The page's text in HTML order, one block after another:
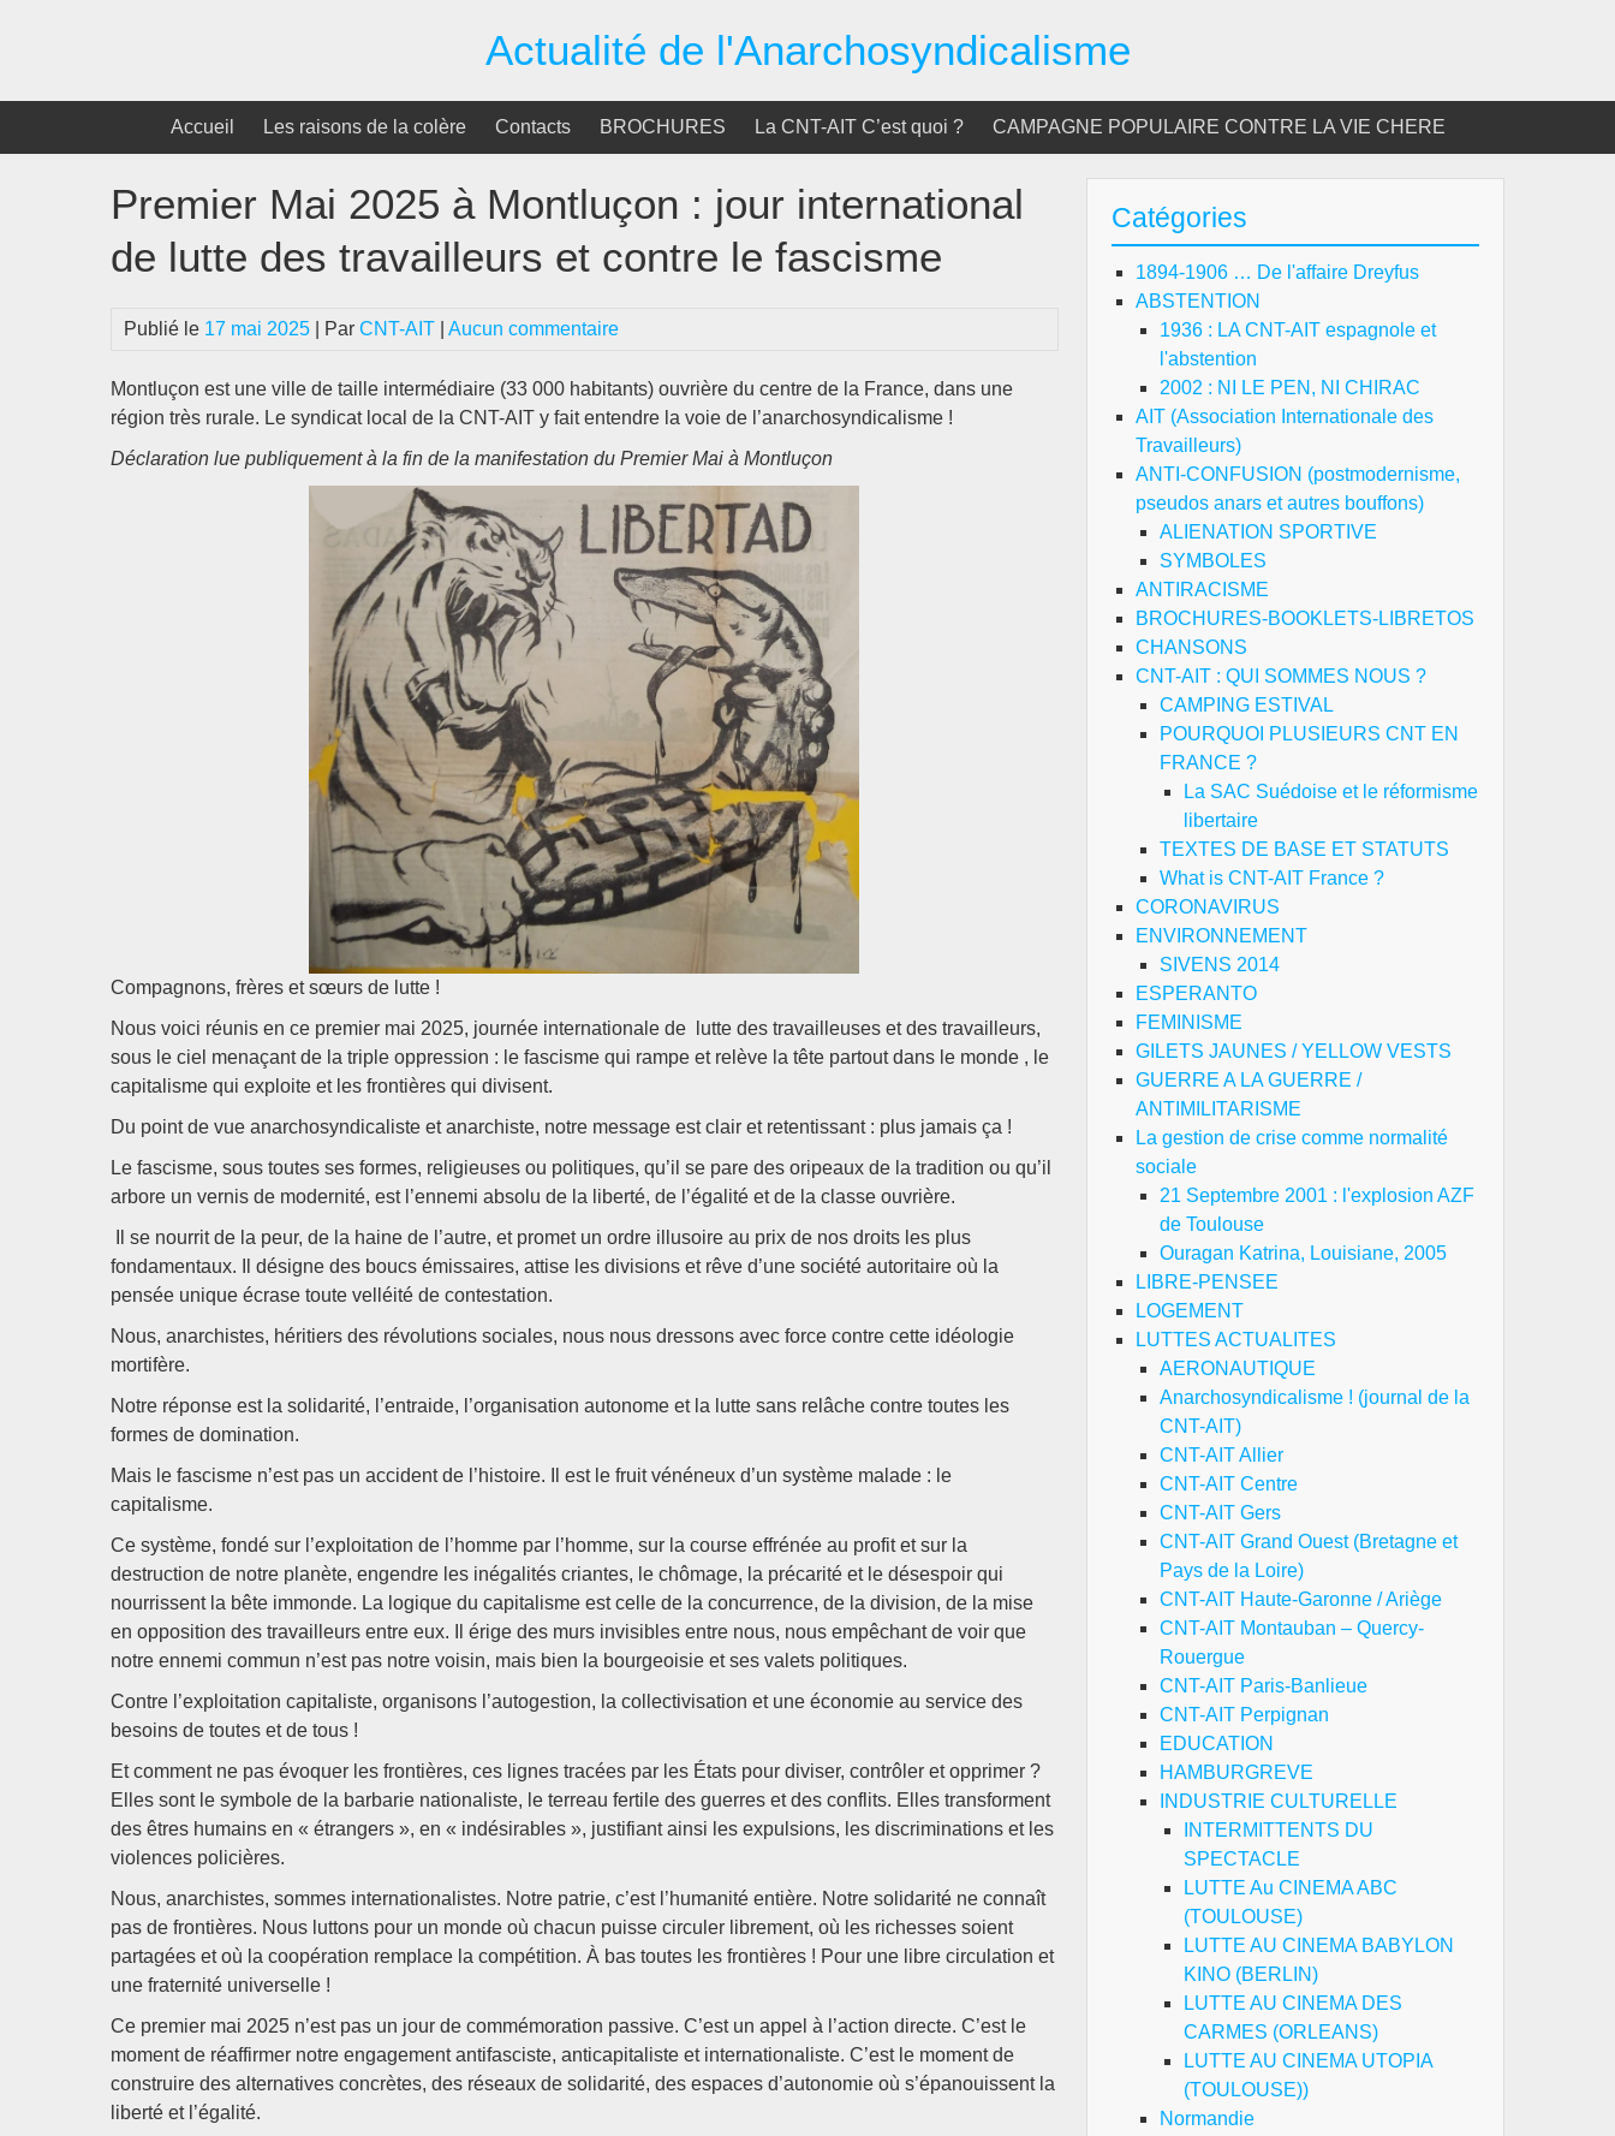
Actualité de l'Anarchosyndicalisme
Accueil Les raisons de la colère Contacts BROCHURES La CNT-AIT C’est quoi ? CAMPAGNE POPULAIRE CONTRE LA VIE CHERE
Premier Mai 2025 à Montluçon : jour international
de lutte des travailleurs et contre le fascisme
Publié le 17 mai 2025 | Par CNT-AIT Aucun commentaire
Montluçon est une ville de taille intermédiaire (33 000 habitants) ouvrière du centre de la France, dans une
région très rurale. Le syndicat local de la CNT-AIT y fait entendre la voie de l’anarchosyndicalisme !
Déclaration lue publiquement à la fin de la manifestation du Premier Mai à Montluçon
Compagnons, frères et sœurs de lutte !
Nous voici réunis en ce premier mai 2025, journée internationale de lutte des travailleuses et des travailleurs,
sous le ciel menaçant de la triple oppression : le fascisme qui rampe et relève la tête partout dans le monde , le
capitalisme qui exploite et les frontières qui divisent.
Du point de vue anarchosyndicaliste et anarchiste, notre message est clair et retentissant : plus jamais ça !
Le fascisme, sous toutes ses formes, religieuses ou politiques, qu’il se pare des oripeaux de la tradition ou qu’il
arbore un vernis de modernité, est l’ennemi absolu de la liberté, de l’égalité et de la classe ouvrière.
Il se nourrit de la peur, de la haine de l’autre, et promet un ordre illusoire au prix de nos droits les plus
fondamentaux. Il désigne des boucs émissaires, attise les divisions et rêve d’une société autoritaire où la
pensée unique écrase toute velléité de contestation.
Nous, anarchistes, héritiers des révolutions sociales, nous nous dressons avec force contre cette idéologie
mortifère.
Notre réponse est la solidarité, l’entraide, l’organisation autonome et la lutte sans relâche contre toutes les
formes de domination.
Mais le fascisme n’est pas un accident de l’histoire. Il est le fruit vénéneux d’un système malade : le
capitalisme.
Ce système, fondé sur l’exploitation de l’homme par l’homme, sur la course effrénée au profit et sur la
destruction de notre planète, engendre les inégalités criantes, le chômage, la précarité et le désespoir qui
nourrissent la bête immonde. La logique du capitalisme est celle de la concurrence, de la division, de la mise
en opposition des travailleurs entre eux. Il érige des murs invisibles entre nous, nous empêchant de voir que
notre ennemi commun n’est pas notre voisin, mais bien la bourgeoisie et ses valets politiques.
Contre l’exploitation capitaliste, organisons l’autogestion, la collectivisation et une économie au service des
besoins de toutes et de tous !
Et comment ne pas évoquer les frontières, ces lignes tracées par les États pour diviser, contrôler et opprimer ?
Elles sont le symbole de la barbarie nationaliste, le terreau fertile des guerres et des conflits. Elles transforment
des êtres humains en « étrangers », en « indésirables », justifiant ainsi les expulsions, les discriminations et les
violences policières.
Nous, anarchistes, sommes internationalistes. Notre patrie, c’est l’humanité entière. Notre solidarité ne connaît
pas de frontières. Nous luttons pour un monde où chacun puisse circuler librement, où les richesses soient
partagées et où la coopération remplace la compétition. À bas toutes les frontières ! Pour une libre circulation et
une fraternité universelle !
Ce premier mai 2025 n’est pas un jour de commémoration passive. C’est un appel à l’action directe. C’est le
moment de réaffirmer notre engagement antifasciste, anticapitaliste et internationaliste. C’est le moment de
construire des alternatives concrètes, des réseaux de solidarité, des espaces d’autonomie où s’épanouissent la
liberté et l’égalité.
Catégories
1894-1906 … De l'affaire Dreyfus
ABSTENTION
1936 : LA CNT-AIT espagnole et
l'abstention
2002 : NI LE PEN, NI CHIRAC
AIT (Association Internationale des
Travailleurs)
ANTI-CONFUSION (postmodernisme,
pseudos anars et autres bouffons)
ALIENATION SPORTIVE
SYMBOLES
ANTIRACISME
BROCHURES-BOOKLETS-LIBRETOS
CHANSONS
CNT-AIT : QUI SOMMES NOUS ?
CAMPING ESTIVAL
POURQUOI PLUSIEURS CNT EN
FRANCE ?
La SAC Suédoise et le réformisme
libertaire
TEXTES DE BASE ET STATUTS
What is CNT-AIT France ?
CORONAVIRUS
ENVIRONNEMENT
SIVENS 2014
ESPERANTO
FEMINISME
GILETS JAUNES / YELLOW VESTS
GUERRE A LA GUERRE /
ANTIMILITARISME
La gestion de crise comme normalité
sociale
21 Septembre 2001 : l'explosion AZF
de Toulouse
Ouragan Katrina, Louisiane, 2005
LIBRE-PENSEE
LOGEMENT
LUTTES ACTUALITES
AERONAUTIQUE
Anarchosyndicalisme ! (journal de la
CNT-AIT)
CNT-AIT Allier
CNT-AIT Centre
CNT-AIT Gers
CNT-AIT Grand Ouest (Bretagne et
Pays de la Loire)
CNT-AIT Haute-Garonne / Ariège
CNT-AIT Montauban – Quercy-
Rouergue
CNT-AIT Paris-Banlieue
CNT-AIT Perpignan
EDUCATION
HAMBURGREVE
INDUSTRIE CULTURELLE
INTERMITTENTS DU
SPECTACLE
LUTTE Au CINEMA ABC
(TOULOUSE)
LUTTE AU CINEMA BABYLON
KINO (BERLIN)
LUTTE AU CINEMA DES
CARMES (ORLEANS)
LUTTE AU CINEMA UTOPIA
(TOULOUSE))
Normandie